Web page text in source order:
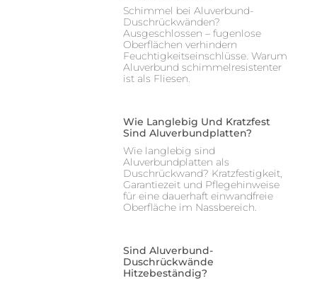
Schimmel bei Aluverbund-
Duschrückwänden?
Ausgeschlossen – fugenlose
Oberflächen verhindern
Feuchtigkeitseinschlüsse. Warum
Aluverbund schimmelresistenter
ist als Fliesen.
Wie Langlebig Und Kratzfest
Sind Aluverbundplatten?
Wie langlebig sind
Aluverbundplatten als
Duschrückwand? Kratzfestigkeit,
Garantiezeit und Pflegehinweise
für eine dauerhaft einwandfreie
Oberfläche im Nassbereich.
Sind Aluverbund-
Duschrückwände
Hitzebeständig?